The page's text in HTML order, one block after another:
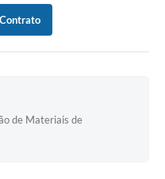
de Materiais de